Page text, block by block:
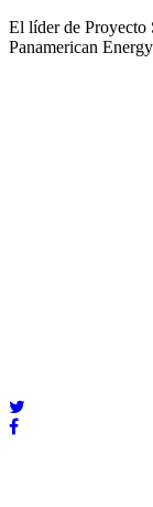
El líder de Proyecto
Panamerican